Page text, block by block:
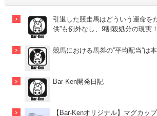
引退した競走馬はどういう運命を
供”も例外なし、9割殺処分の現実！
競馬における馬券の”平均配当”は
Bar-Ken開発日記
【Bar-Kenオリジナル】マグカップ